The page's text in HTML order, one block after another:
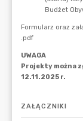
ZAŁĄCZNIKI